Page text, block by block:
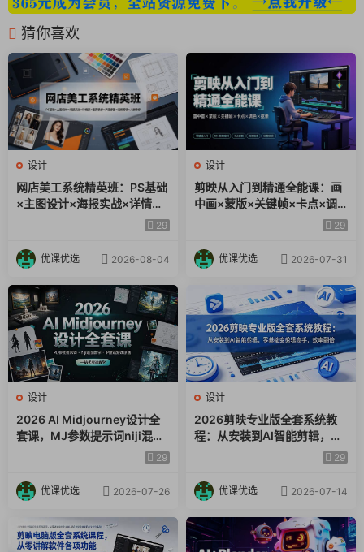
猜你喜欢
设计
网店美工系统精英班：PS基础
×主图设计×海报实战×详情页
×首页装修×产品修图×视频剪29
优课优选 2026-08-04
设计
剪映从入门到精通全能课：画
中画×蒙版×关键帧×卡点×调
色×抠像，一站式掌握剪辑核29
优课优选 2026-07-31
设计
2026 AI Midjourney设计全
套课，MJ参数提示词niji混图
教学，IP建筑游戏原画一站式29
优课优选 2026-07-26
设计
2026剪映专业版全套系统教
程：从安装到AI智能剪辑，零
基础变剪辑高手，效率翻倍 29
优课优选 2026-07-14